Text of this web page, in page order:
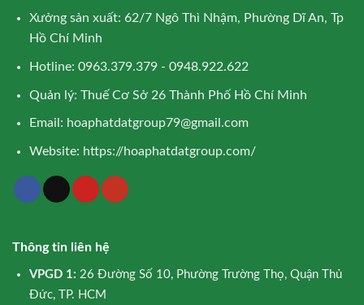
Xưởng sản xuất: 62/7 Ngô Thì Nhậm, Phường Dĩ An, Tp
Hồ Chí Minh
Hotline: 0963.379.379 - 0948.922.622
Quản lý: Thuế Cơ Sở 26 Thành Phố Hồ Chí Minh
Email: hoaphatdatgroup79@gmail.com
Website: https://hoaphatdatgroup.com/
Thông tin liên hệ
VPGD 1: 26 Đường Số 10, Phường Trường Thọ, Quận Thủ
Đức, TP. HCM